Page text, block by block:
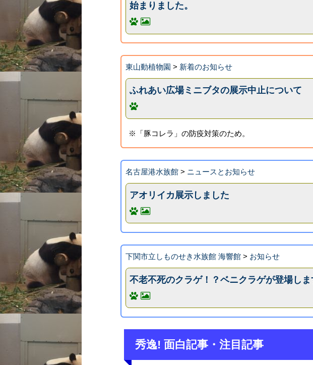
始まりました。
東山動植物園 > 新着のお知らせ
ふれあい広場ミニブタの展示中止について
※「豚コレラ」の防疫対策のため。
名古屋港水族館 > ニュースとお知らせ
アオリイカ展示しました
下関市立しものせき水族館 海響館 > お知らせ
不老不死のクラゲ！？ベニクラゲが登場しま
秀逸! 面白記事・注目記事